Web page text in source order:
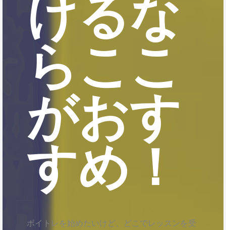
けるな
らここ
がおす
すめ！
ボイトレを始めたいけど、どこでレッスンを受